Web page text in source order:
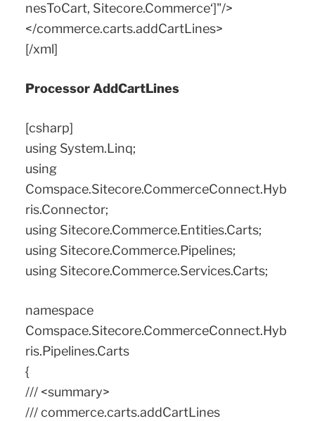
nesToCart, Sitecore.Commerce‘]"/>
</commerce.carts.addCartLines>
[/xml]
Processor AddCartLines
[csharp]
using System.Linq;
using
Comspace.Sitecore.CommerceConnect.Hyb
ris.Connector;
using Sitecore.Commerce.Entities.Carts;
using Sitecore.Commerce.Pipelines;
using Sitecore.Commerce.Services.Carts;
namespace
Comspace.Sitecore.CommerceConnect.Hyb
ris.Pipelines.Carts
{
/// <summary>
/// commerce.carts.addCartLines